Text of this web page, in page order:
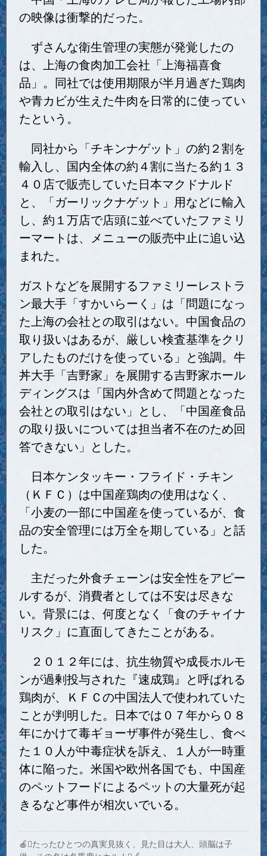
の映像は衝撃的だった。
ずさんな衛生管理の実態が発覚したの
は、上海の食肉加工会社「上海福喜食
品」。同社では使用期限が半月過ぎた鶏肉
や青カビが生えた牛肉を日常的に使ってい
たという。
同社から「チキンナゲット」の約２割を
輸入し、国内全体の約４割に当たる約１３
４０店で販売していた日本マクドナルド
と、「ガーリックナゲット」用などに輸入
し、約１万店で店頭に並べていたファミリ
ーマートは、メニューの販売中止に追い込
まれた。
ガストなどを展開するファミリーレストラ
ン最大手「すかいらーく」は「問題になっ
た上海の会社との取引はない。中国食品の
取り扱いはあるが、厳しい検査基準をクリ
アしたものだけを使っている」と強調。牛
丼大手「吉野家」を展開する吉野家ホール
ディングスは「国内外含めて問題となった
会社との取引はない」とし、「中国産食品
の取り扱いについては担当者不在のため回
答できない」とした。
日本ケンタッキー・フライド・チキン
（ＫＦＣ）は中国産鶏肉の使用はなく、
「小麦の一部に中国産を使っているが、食
品の安全管理には万全を期している」と話
した。
主だった外食チェーンは安全性をアピー
ルするが、消費者としては不安は尽きな
い。背景には、何度となく「食のチャイナ
リスク」に直面してきたことがある。
２０１２年には、抗生物質や成長ホルモ
ンが過剰投与された『速成鶏』と呼ばれる
鶏肉が、ＫＦＣの中国法人で使われていた
ことが判明した。日本では０７年から０８
年にかけて毒ギョーザ事件が発生し、食べ
た１０人が中毒症状を訴え、１人が一時重
体に陥った。米国や欧州各国でも、中国産
のペットフードによるペットの大量死が起
きるなど事件が相次いでいる。
🍎たったひとつの真実見抜く、見た目は大人、頭脳は子